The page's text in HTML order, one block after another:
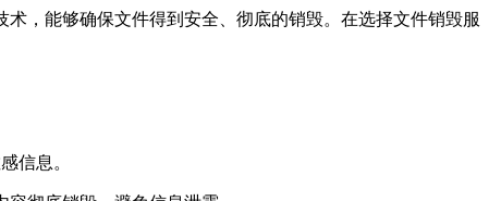
，能够确保文件得到安全、彻底的销毁。在选择文件销毁服
信息。